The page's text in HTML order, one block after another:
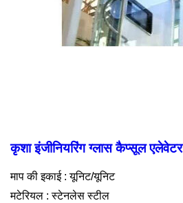
कृशा इंजीनियरिंग ग्लास कैप्सूल एलेवेटर
माप की इकाई : यूनिट/यूनिट
मटेरियल : स्टेनलेस स्टील